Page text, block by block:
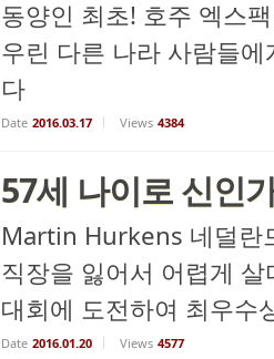
동양인 최초! 호주 엑스
우린 다른 나라 사람들
다
Date 2016.03.17 Views 4384
57세 나이로 신인
Martin Hurkens 네덜란
직장을 잃어서 어렵게
대회에 도전하여 최우
Date 2016.01.20 Views 4577